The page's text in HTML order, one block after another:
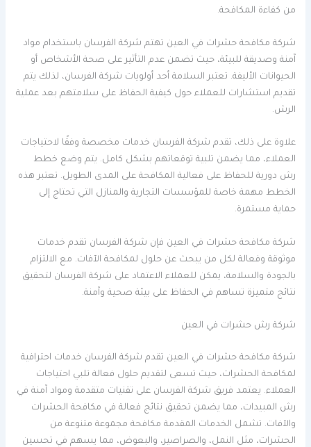
من كفاءة المكافحة.
شركة مكافحة حشرات في العين تهتم شركة الفرسان باستخدام مواد
آمنة وصديقة للبيئة، حيث تضمن عدم التأثير على صحة الأشخاص أو
الحيوانات الأليفة. تعتبر السلامة أحد أولويات شركة الفرسان، لذلك يتم
تقديم استشارات للعملاء حول كيفية الحفاظ على سلامتهم بعد عملية
الرش.
علاوة على ذلك، تقدم شركة الفرسان خدمات مخصصة وفقًا لاحتياجات
العملاء، مما يضمن تلبية توقعاتهم بشكل كامل. يتم وضع خطط
رش دورية للحفاظ على فعالية المكافحة على المدى الطويل. تعتبر هذه
الخطط مهمة خاصة للمؤسسات التجارية والمنازل التي تحتاج إلى
حماية مستمرة.
شركة مكافحة حشرات في العين فإن شركة الفرسان تقدم خدمات
موثوقة وفعالة لكل من يبحث عن حلول لمكافحة الآفات. مع الالتزام
بالجودة والسلامة، يمكن للعملاء الاعتماد على شركة الفرسان لتحقيق
نتائج متميزة تساهم في الحفاظ على بيئة صحية وآمنة.
شركة رش حشرات في العين
شركة مكافحة حشرات في العين تقدم شركة الفرسان خدمات احترافية
لمكافحة الحشرات، حيث تسعى لتقديم حلول فعالة تلبي احتياجات
العملاء. يعتمد فريق شركة الفرسان على تقنيات متقدمة ومواد آمنة في
رش المبيدات، مما يضمن تحقيق نتائج فعالة في مكافحة الحشرات
والآفات. تشمل الخدمات المقدمة مكافحة مجموعة متنوعة من
الحشرات، مثل النمل، والصراصير، والبعوض، مما يسهم في تحسين